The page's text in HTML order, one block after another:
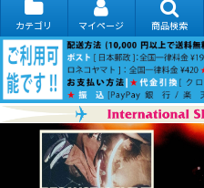
カテゴリ マイページ 商品検索